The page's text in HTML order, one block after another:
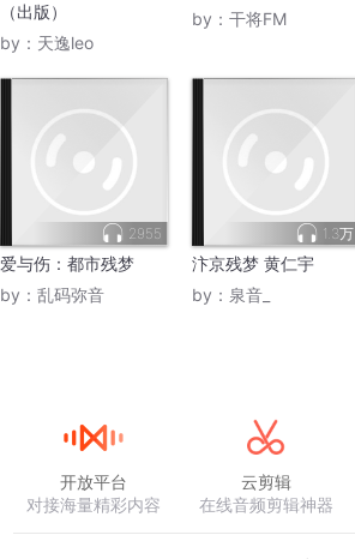
（出版）
by： 天逸leo
by： 干将FM
2955
爱与伤：都市残梦
by： 乱码弥音
1.3万
汴京残梦 黄仁宇
by： 泉音_
开放平台
对接海量精彩内容
云剪辑
在线音频剪辑神器